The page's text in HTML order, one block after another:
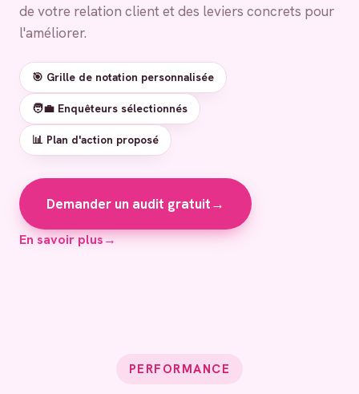
de votre relation client et des leviers concrets pour
l'améliorer.
🎯 Grille de notation personnalisée
🧑‍💼 Enquêteurs sélectionnés
📊 Plan d'action proposé
Demander un audit gratuit→
En savoir plus→
PERFORMANCE